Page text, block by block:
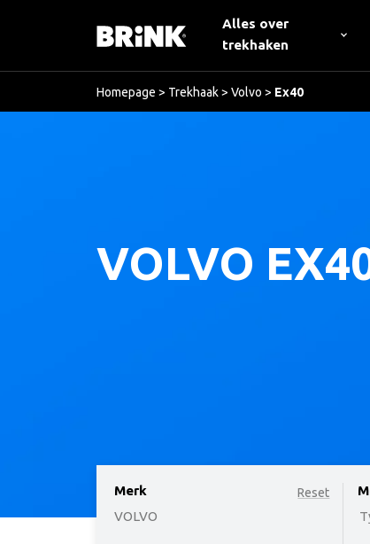
Alles over
trekhaken
Homepage > Trekhaak > Volvo > Ex40
VOLVO
Reset
Merk
VOLVO